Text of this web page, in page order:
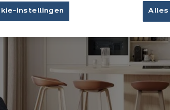
instellingen Alles